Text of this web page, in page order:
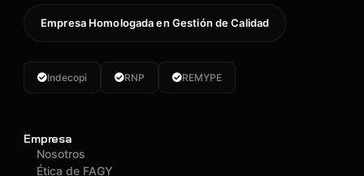
Empresa Homologada en Gestión de Calidad
Indecopi RNP REMYPE
Empresa
Nosotros
Ética de FAGY